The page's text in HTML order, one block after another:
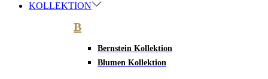
KOLLEKTION
B
Bernstein Kollektion
Blumen Kollektion